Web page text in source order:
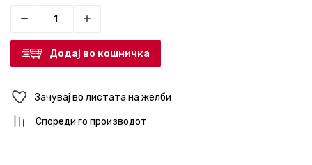
Додај во кошничка
Зачувај во листата на желби
Спореди го производот